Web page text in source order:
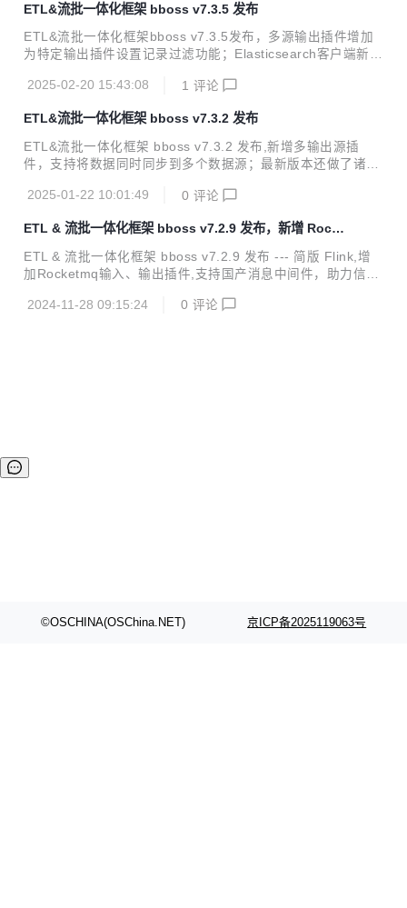
数据交换Serial任务执行时报TaskMetrics空指针问题 参考资
料 bboss ETL 工具使用集成指南 https://esdoc.bbossgroup
s.com/#/db-e...
ETL&流批一体化框架 bboss v7.3.5 发布
ETL&流批一体化框架bboss v7.3.5发布，多源输出插件增加
为特定输出插件设置记录过滤功能；Elasticsearch客户端新增
client和http微服务框架增加对Kerberos认证支持；支持基于K
sticsearch客户端改进：Elasticsearch客户端健康检查机制、
服务节点发现机制、负载均衡容灾机制与Http-proxy微服务框
架完全合并 Elasticsearch客户端改进：Elasticsearch客户端
2025-02-20 15:43:08 1 评论
ETL&流批一体化框架 bboss v7.3.2 发布
ETL&流批一体化框架 bboss v7.3.2 发布,新增多输出源插
件，支持将数据同时同步到多个数据源；最新版本还做了诸多
体验。 v7.3.2 功能改进 数据采集功能扩展：增加多输出插
进：优化文件输出插件文件切割机制，优化输出记录数据buff
er机制，提升数据文件生成性能 数据采集功能改进：作业任务
完成回调处理配置管理优化 数据采集功能改进：优化作业停止
逻辑 Kafka客户端组件改进：优化消费组件事务管理机制 Jso
n组件改进：增加不关闭writer的json序列化方法，提供更加优
2025-01-22 10:01:49 0 评论
ETL & 流批一体化框架 bboss v7.2.9 发布，新增 Rocke
tmq 支持
ETL & 流批一体化框架 bboss v7.2.9 发布 --- 简版 Flink,增
加Rocketmq输入、输出插件,支持国产消息中间件，助力信创
件，为向量数据库Milvus提供数据迁移和导入导出能力。 v7.
2024-11-28 09:15:24 0 评论
©OSCHINA(OSChina.NET) 京ICP备2025119063号